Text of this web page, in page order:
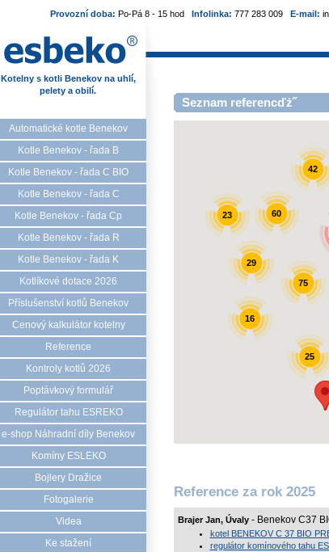
Provozní doba: Po-Pá 8 - 15 hod Infolinka: 777 283 009 E-mail:
Kotelny s kotli Benekov na uhlí,
pelety a obilí.
Automatické kotle Benekov
Kotle Benekov - řada B
Kotle Benekov - řada C BIO
Kotle Benekov - řada C
Kotle Benekov - řada Cp
Kotle Benekov - řada R
Kotle Benekov - řada K
Kotlíkové dotace 2026
Příslušenství kotlů Benekov
Cenový kalkulátor kotelny
Reference
Kontroly kotlů 2026
Poptávkový formulář
Regulátor tahu ESREKO
e-shop Náhradní díly Benekov
Komíny ESLEKO
Bojlery Dražice
Fotogalerie
Videa
Ke stažení
Seznam referencďż˝
42
29
75
25
16
60
23
Reference za rok 2025
Brajer Jan, Úvaly - Benekov C37
kotel BENEKOV C 37 BIO
regulátor komínového tahu